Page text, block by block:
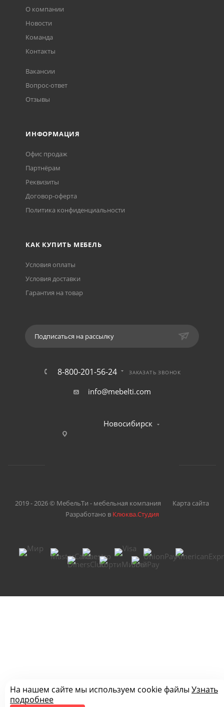
О компании
Новости
Команда
Контакты
Вакансии
Вопрос-ответ
Отзывы
ИНФОРМАЦИЯ
Офис продаж
Партнёрам
Реквизиты
Договор-оферта
Политика конфиденциальности
КАК КУПИТЬ МЕБЕЛЬ
Условия оплаты
Условия доставки
Гарантия на товар
Подписаться на рассылку
8-800-201-56-24 ЗАКАЗАТЬ ЗВОНОК
info@mebelti.com
Новосибирск
2019 - 2026 © МебельТи - мебельная компания
Карта сайта
Разработано в Клюква.Студия
На нашем сайте мы используем cookie файлы Узнать
подробнее